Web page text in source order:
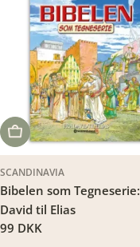
LÆG I KURV
SCANDINAVIA
Bibelen som Tegneserie:
David til Elias
Translation
99 DKK